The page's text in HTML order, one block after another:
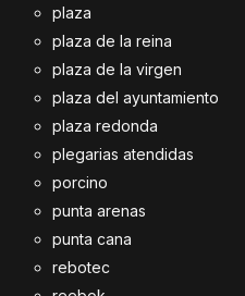
plaza
plaza de la reina
plaza de la virgen
plaza del ayuntamiento
plaza redonda
plegarias atendidas
porcino
punta arenas
punta cana
rebotec